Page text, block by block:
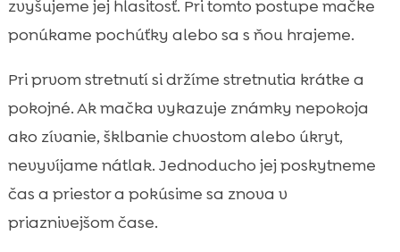
zvyšujeme jej hlasitosť. Pri tomto postupe mačke
ponúkame pochúťky alebo sa s ňou hrajeme.
Pri prvom stretnutí si držíme stretnutia krátke a
pokojné. Ak mačka vykazuje známky nepokoja
ako zívanie, šklbanie chvostom alebo úkryt,
nevyvíjame nátlak. Jednoducho jej poskytneme
čas a priestor a pokúsime sa znova v
priaznivejšom čase.